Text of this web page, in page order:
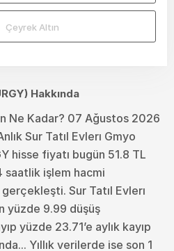
Çeyrek Altın
Hakkında
Ne Kadar? 07 Ağustos 2026
Sur Tatıl Evlerı Gmyo
hisse fiyatı bugün 51.8 TL
saatlik işlem hacmi
Sur Tatıl Evlerı
yüzde 9.99 düşüş
yüzde 23.71’e aylık kayıp
Yıllık verilerde ise son 1